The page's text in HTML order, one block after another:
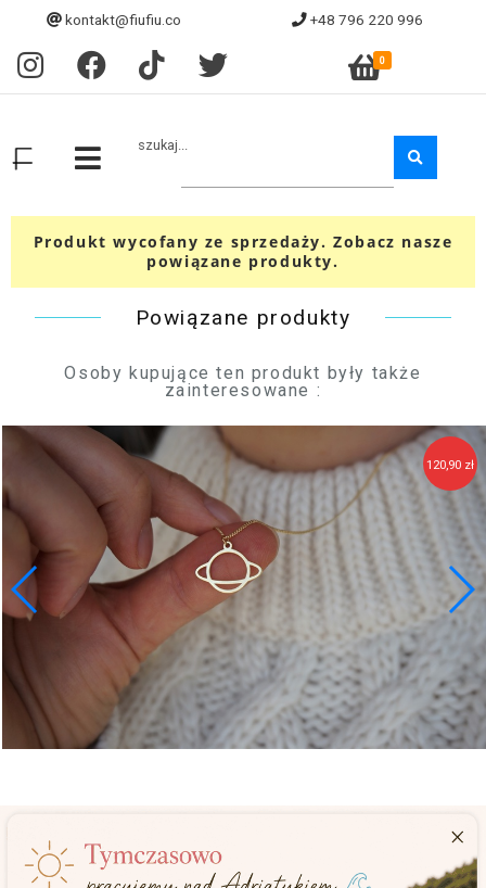
kontakt@fiufiu.co +48 796 220 996
0
szukaj...
Produkt wycofany ze sprzedaży. Zobacz nasze
powiązane produkty.
Powiązane produkty
Osoby kupujące ten produkt były także
zainteresowane :
120,90 zł